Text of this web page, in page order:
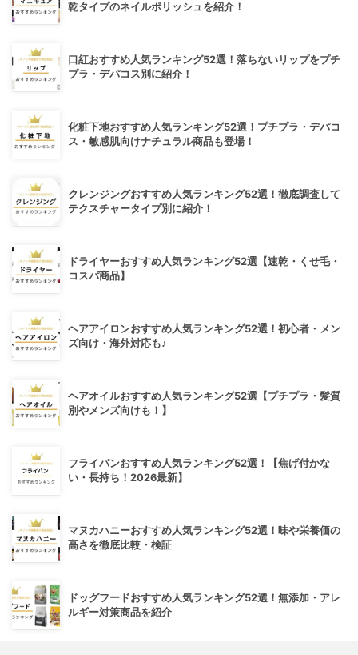
乾タイプのネイルポリッシュを紹介！
口紅おすすめ人気ランキング52選！落ちないリップをプチ
プラ・デパコス別に紹介！
化粧下地おすすめ人気ランキング52選！プチプラ・デパコ
ス・敏感肌向けナチュラル商品も登場！
クレンジングおすすめ人気ランキング52選！徹底調査して
テクスチャータイプ別に紹介！
ドライヤーおすすめ人気ランキング52選【速乾・くせ毛・
コスパ商品】
ヘアアイロンおすすめ人気ランキング52選！初心者・メン
ズ向け・海外対応も♪
ヘアオイルおすすめ人気ランキング52選【プチプラ・髪質
別やメンズ向けも！】
フライパンおすすめ人気ランキング52選！【焦げ付かな
い・長持ち！2026最新】
マヌカハニーおすすめ人気ランキング52選！味や栄養価の
高さを徹底比較・検証
ドッグフードおすすめ人気ランキング52選！無添加・アレ
ルギー対策商品を紹介